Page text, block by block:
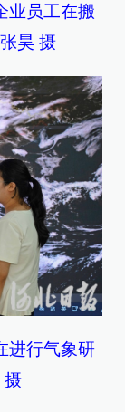
业员工在搬
昊 摄
进行气象研
摄